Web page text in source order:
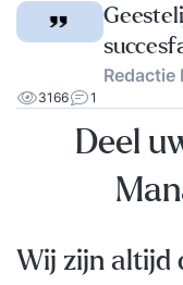
Redactie
3166 1
Deel
Wij zijn altijd